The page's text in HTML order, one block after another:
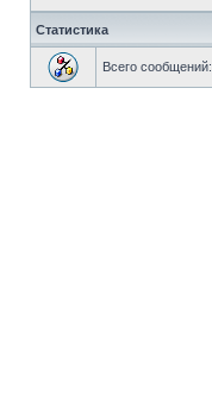
Статистика
Всего сообщений: